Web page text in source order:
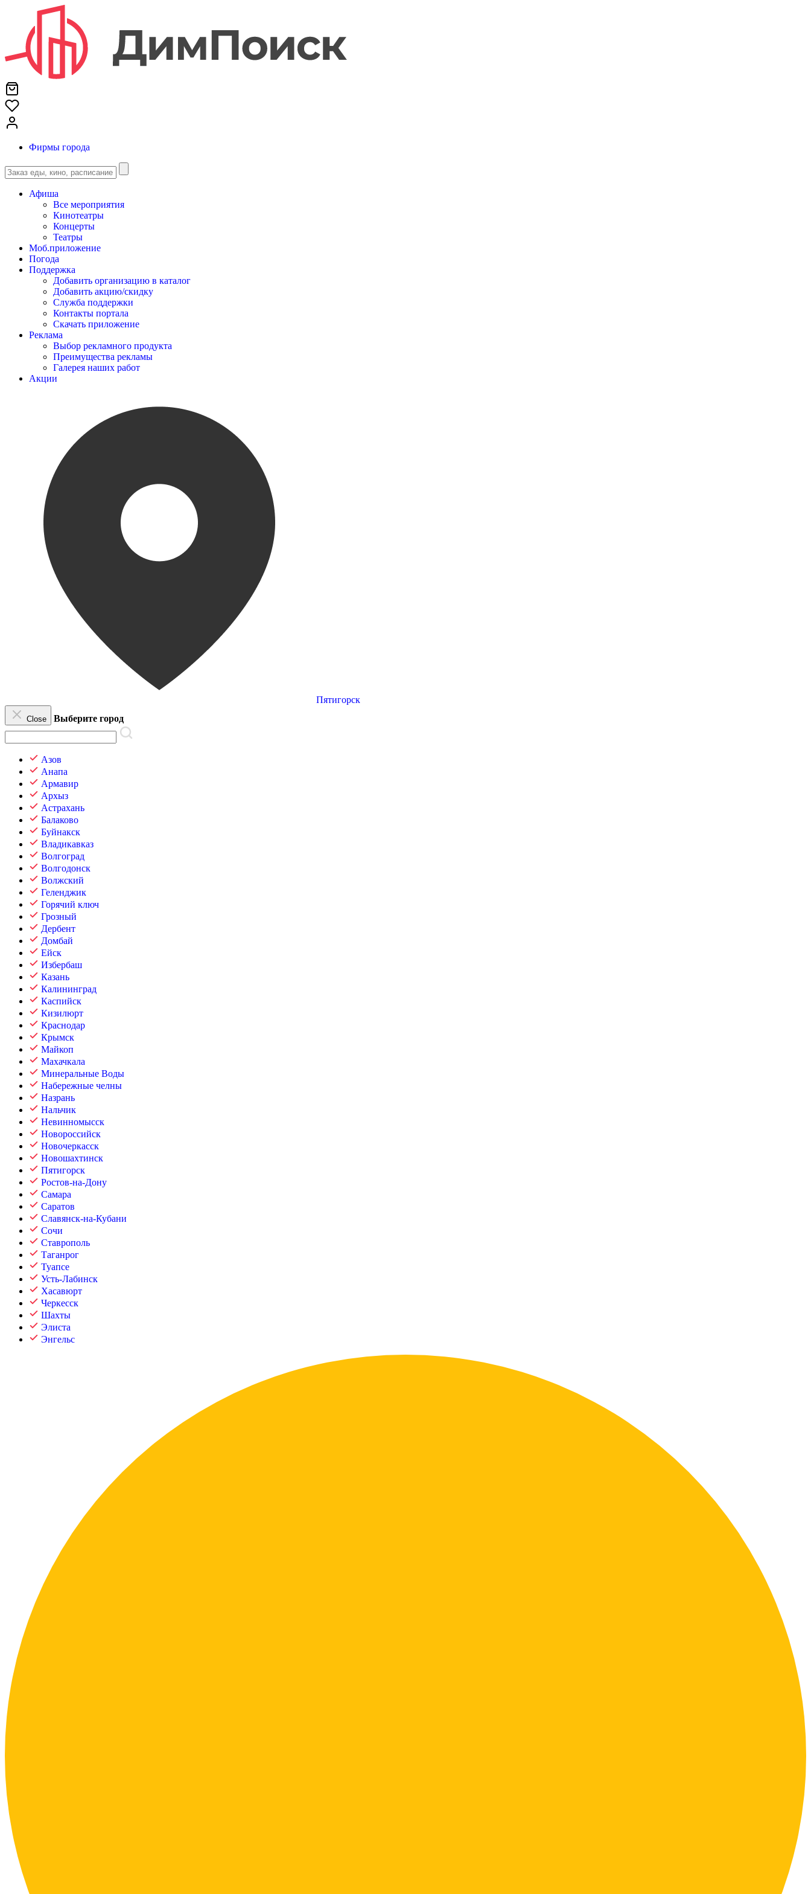
Фирмы города
Афиша
Все мероприятия
Кинотеатры
Концерты
Театры
Моб.приложение
Погода
Поддержка
Добавить организацию в каталог
Добавить акцию/скидку
Служба поддержки
Контакты портала
Скачать приложение
Реклама
Выбор рекламного продукта
Преимущества рекламы
Галерея наших работ
Акции
Пятигорск
Close Выберите город
Азов
Анапа
Армавир
Архыз
Астрахань
Балаково
Буйнакск
Владикавказ
Волгоград
Волгодонск
Волжский
Геленджик
Горячий ключ
Грозный
Дербент
Домбай
Ейск
Избербаш
Казань
Калининград
Каспийск
Кизилюрт
Краснодар
Крымск
Майкоп
Махачкала
Минеральные Воды
Набережные челны
Назрань
Нальчик
Невинномысск
Новороссийск
Новочеркасск
Новошахтинск
Пятигорск
Ростов-на-Дону
Самара
Саратов
Славянск-на-Кубани
Сочи
Ставрополь
Таганрог
Туапсе
Усть-Лабинск
Хасавюрт
Черкесск
Шахты
Элиста
Энгельс